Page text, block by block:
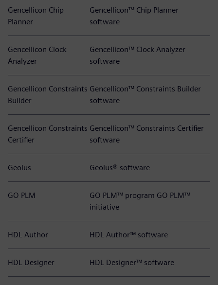
Gencellicon Chip
Planner
Gencellicon™ Chip Planner
software
Gencellicon Clock
Analyzer
Gencellicon™ Clock Analyzer
software
Gencellicon Constraints
Builder
Gencellicon™ Constraints Builder
software
Gencellicon Constraints
Certifier
Gencellicon™ Constraints Certifier
software
Geolus Geolus® software
GO PLM
GO PLM™ program GO PLM™
initiative
HDL Author HDL Author™ software
HDL Designer HDL Designer™ software